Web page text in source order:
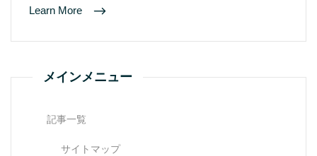
Learn More
メインメニュー
記事一覧
サイトマップ